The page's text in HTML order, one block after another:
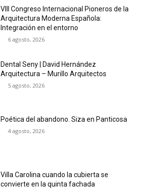
VIII Congreso Internacional Pioneros de la
Arquitectura Moderna Española:
Integración en el entorno
6 agosto, 2026
Dental Seny | David Hernández
Arquitectura – Murillo Arquitectos
5 agosto, 2026
Poética del abandono. Siza en Panticosa
4 agosto, 2026
Villa Carolina cuando la cubierta se
convierte en la quinta fachada